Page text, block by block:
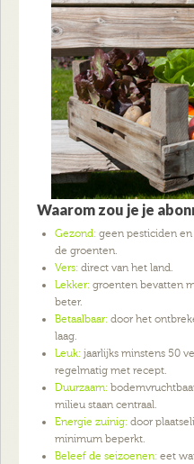
Waarom zou je je
Gezond: geen pesticiden
de groenten.
Vers: direct van het land.
Lekker: groenten bevatten
beter.
Betaalbaar: door het
laag.
Leuk: jaarlijks minstens 50
regelmatig met recept.
Duurzaam:
milieu staan centraal.
Energie zuinig: door
minimum beperkt.
Beleef de seizoenen: eet